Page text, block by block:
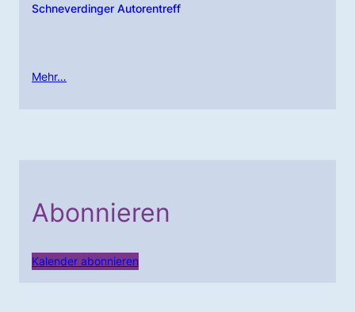
Schneverdinger Autorentreff
Mehr…
Abonnieren
Kalender abonnieren